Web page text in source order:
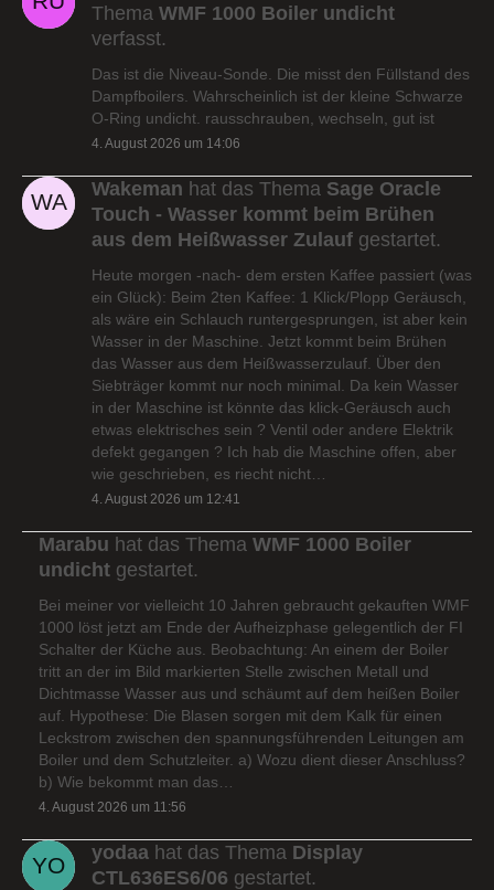
Thema WMF 1000 Boiler undicht
verfasst.
Das ist die Niveau-Sonde. Die misst den Füllstand des
Dampfboilers. Wahrscheinlich ist der kleine Schwarze
O-Ring undicht. rausschrauben, wechseln, gut ist
4. August 2026 um 14:06
Wakeman hat das Thema Sage Oracle
Touch - Wasser kommt beim Brühen
aus dem Heißwasser Zulauf gestartet.
Heute morgen -nach- dem ersten Kaffee passiert (was
ein Glück): Beim 2ten Kaffee: 1 Klick/Plopp Geräusch,
als wäre ein Schlauch runtergesprungen, ist aber kein
Wasser in der Maschine. Jetzt kommt beim Brühen
das Wasser aus dem Heißwasserzulauf. Über den
Siebträger kommt nur noch minimal. Da kein Wasser
in der Maschine ist könnte das klick-Geräusch auch
etwas elektrisches sein ? Ventil oder andere Elektrik
defekt gegangen ? Ich hab die Maschine offen, aber
wie geschrieben, es riecht nicht…
4. August 2026 um 12:41
Marabu hat das Thema WMF 1000 Boiler
undicht gestartet.
Bei meiner vor vielleicht 10 Jahren gebraucht gekauften WMF
1000 löst jetzt am Ende der Aufheizphase gelegentlich der FI
Schalter der Küche aus. Beobachtung: An einem der Boiler
tritt an der im Bild markierten Stelle zwischen Metall und
Dichtmasse Wasser aus und schäumt auf dem heißen Boiler
auf. Hypothese: Die Blasen sorgen mit dem Kalk für einen
Leckstrom zwischen den spannungsführenden Leitungen am
Boiler und dem Schutzleiter. a) Wozu dient dieser Anschluss?
b) Wie bekommt man das…
4. August 2026 um 11:56
yodaa hat das Thema Display
CTL636ES6/06 gestartet.